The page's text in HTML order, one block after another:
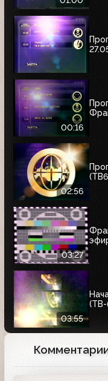
00:16
02:56
03:27
03:55
(ТВ-